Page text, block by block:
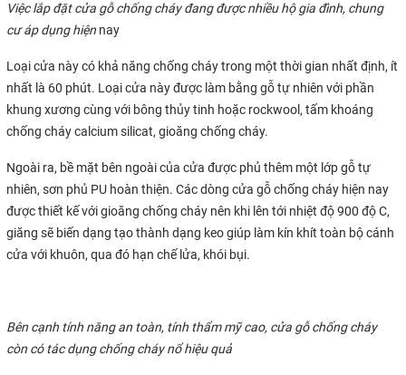
Việc lắp đặt cửa gỗ chống cháy đang được nhiều hộ gia đình, chung
cư áp dụng hiện nay
Loại cửa này có khả năng chống cháy trong một thời gian nhất định, ít
nhất là 60 phút. Loại cửa này được làm bằng gỗ tự nhiên với phần
khung xương cùng với bông thủy tinh hoặc rockwool, tấm khoáng
chống cháy calcium silicat, gioăng chống cháy.
Ngoài ra, bề mặt bên ngoài của cửa được phủ thêm một lớp gỗ tự
nhiên, sơn phủ PU hoàn thiện. Các dòng cửa gỗ chống cháy hiện nay
được thiết kế với gioăng chống cháy nên khi lên tới nhiệt độ 900 độ C,
giăng sẽ biến dạng tạo thành dạng keo giúp làm kín khít toàn bộ cánh
cửa với khuôn, qua đó hạn chế lửa, khói bụi.
Bên cạnh tính năng an toàn, tính thẩm mỹ cao, cửa gỗ chống cháy
còn có tác dụng chống cháy nổ hiệu quả